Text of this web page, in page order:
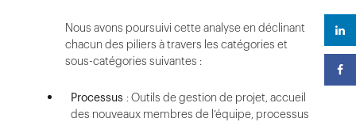
Nous avons poursuivi cette analyse en déclinant
chacun des piliers à travers les catégories et
sous-catégories suivantes :
Processus : Outils de gestion de projet, accueil
des nouveaux membres de l’équipe, processus